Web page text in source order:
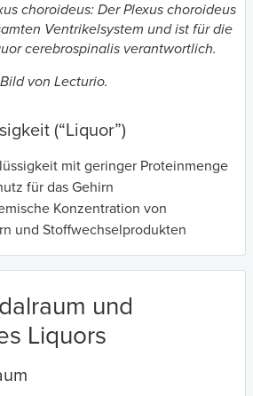
choroideus: Der Plexus choroideus
Ventrikelsystem und ist für die
cerebrospinalis verantwortlich.
Bild von Lecturio.
(“Liquor”)
mit geringer Proteinmenge
für das Gehirn
Konzentration von
und Stoffwechselprodukten
und
Liquors